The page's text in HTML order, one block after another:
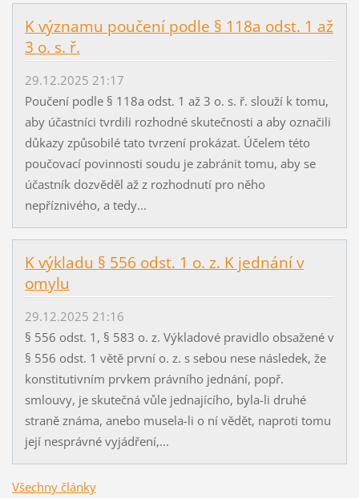
K významu poučení podle § 118a odst. 1 až
3 o. s. ř.
29.12.2025 21:17
Poučení podle § 118a odst. 1 až 3 o. s. ř. slouží k tomu,
aby účastníci tvrdili rozhodné skutečnosti a aby označili
důkazy způsobilé tato tvrzení prokázat. Účelem této
poučovací povinnosti soudu je zabránit tomu, aby se
účastník dozvěděl až z rozhodnutí pro něho
nepříznivého, a tedy...
K výkladu § 556 odst. 1 o. z. K jednání v
omylu
29.12.2025 21:16
§ 556 odst. 1, § 583 o. z. Výkladové pravidlo obsažené v
§ 556 odst. 1 větě první o. z. s sebou nese následek, že
konstitutivním prvkem právního jednání, popř.
smlouvy, je skutečná vůle jednajícího, byla-li druhé
straně známa, anebo musela-li o ní vědět, naproti tomu
její nesprávné vyjádření,...
Všechny články